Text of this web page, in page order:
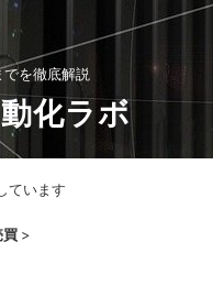
を徹底解説
化ラボ
ています
買 >